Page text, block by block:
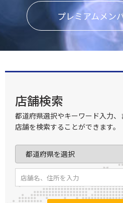
プレミアムメン
店舗検索
都道府県選択やキーワード入力
店舗を検索することができます。